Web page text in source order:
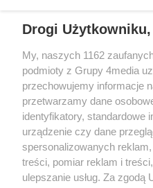
Wydawcą
FUNDACJA MEDIÓW
ul. Kopernika
Drogi Użytkowniku,
My, naszych 1162
podmioty z Grupy 4media
przechowujemy informacje
przetwarzamy dane
identyfikatory, standardowe
urządzenie czy dane
spersonalizowanych
treści, pomiar reklam i
ulepszanie usług. Za